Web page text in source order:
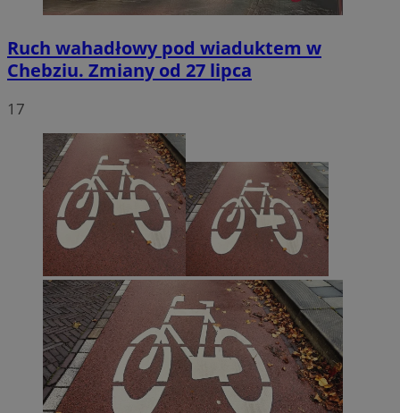
Ruch wahadłowy pod wiaduktem w
Chebziu. Zmiany od 27 lipca
17